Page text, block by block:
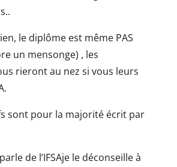
le diplôme est même PAS
un mensonge) , les
rieront au nez si vous leurs
sont pour la majorité écrit par
de l’IFSAje le déconseille à